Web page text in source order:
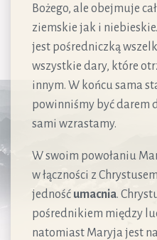
Bożego, ale obejmuje
ziemskie jak i
jest pośredniczką
wszystkie dary, które
innym. W końcu sama
powinniśmy być darem
sami wzrastamy.
W swoim powołaniu
w łączności z
jedność umacnia.
pośrednikiem między
natomiast Maryja jest